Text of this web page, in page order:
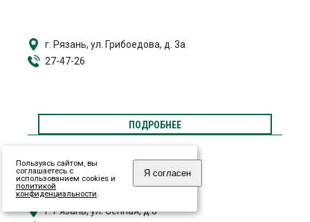
г. Рязань, ул. Грибоедова, д. 3а
27-47-26
ПОДРОБНЕЕ
г. Рязань, ул. Сенная, д.8
Пользуясь сайтом, вы
соглашаетесь с
использованием cookies и
политикой
конфиденциальности.
Я согласен